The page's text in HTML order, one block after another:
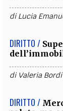
diLucia
DIRITTO /
di Valeria Bordi
DIRITTO /